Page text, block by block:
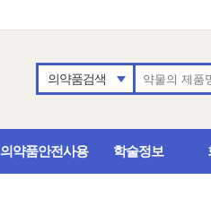
의약품검색
의약품안전사용 학술정보